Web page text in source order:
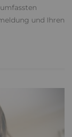
und Ihren